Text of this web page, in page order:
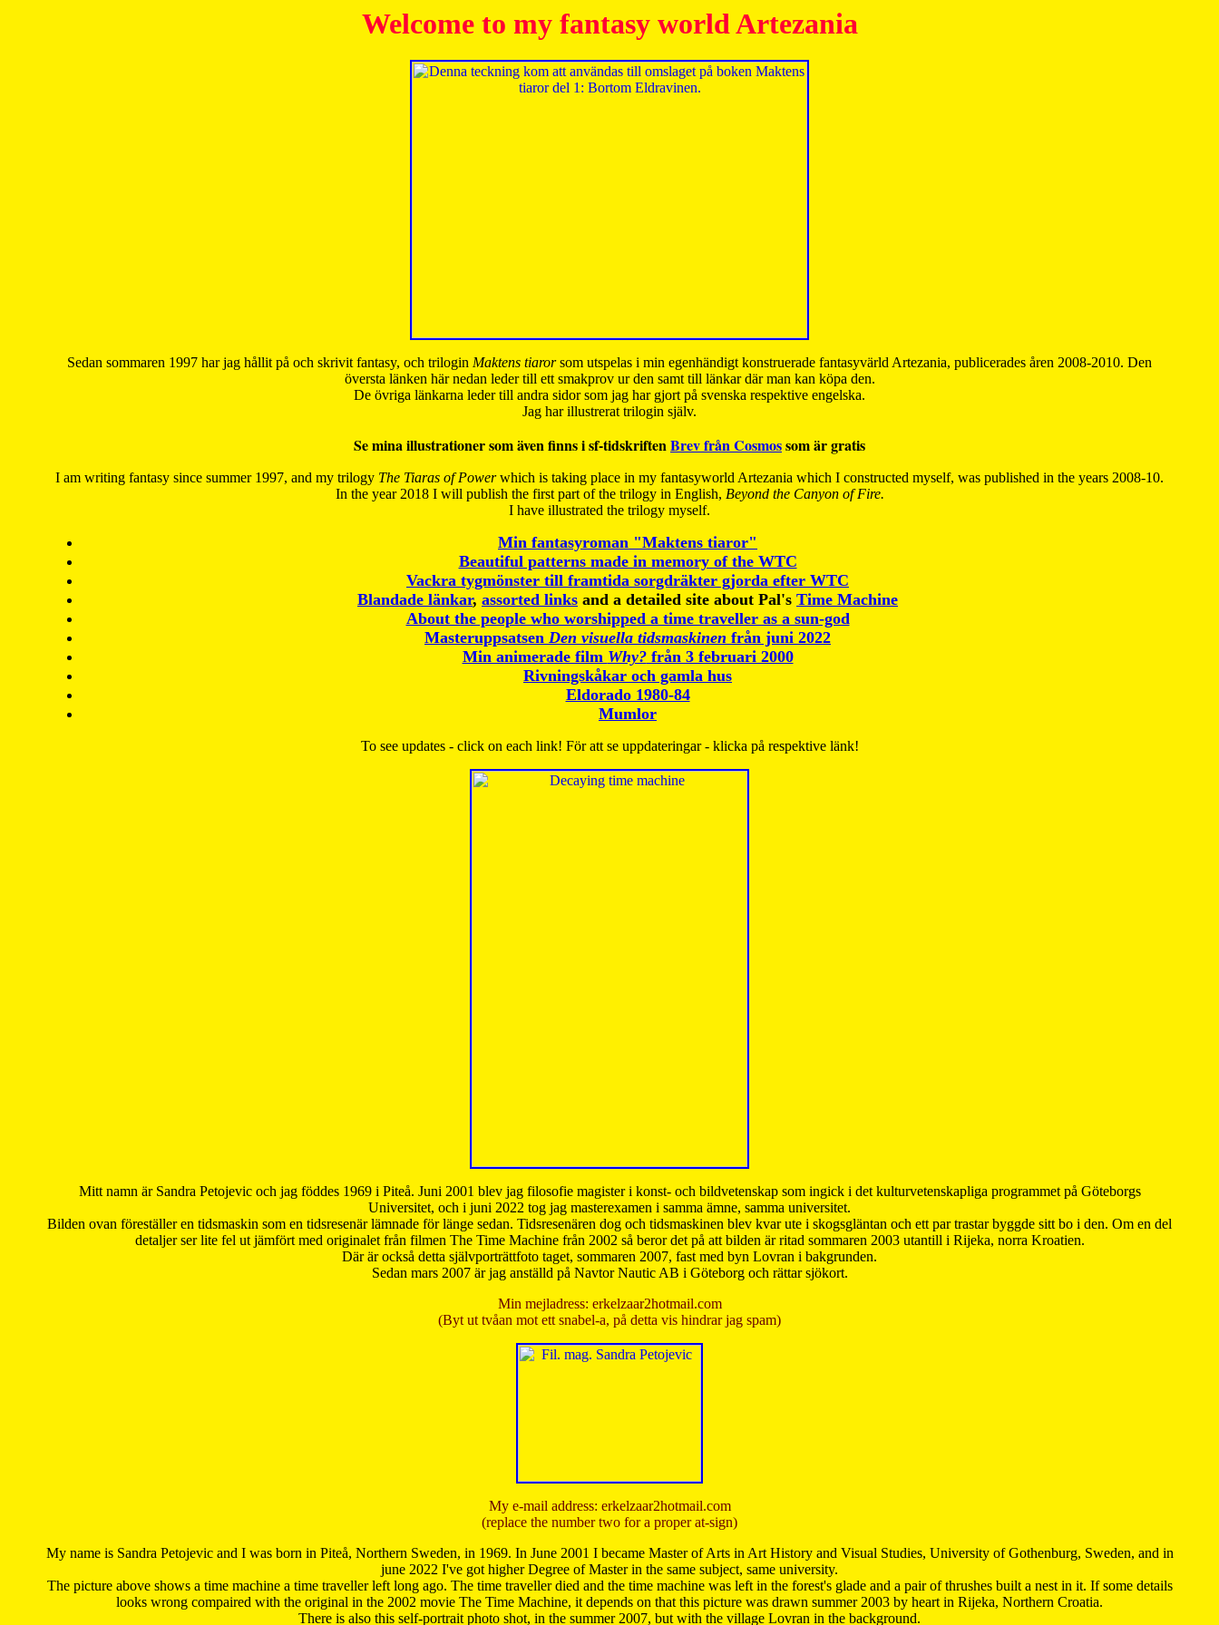
Welcome to my fantasy world Artezania
Sedan sommaren 1997 har jag hållit på och skrivit fantasy, och trilogin Maktens tiarorsom utspelas i min egenhändigt konstruerade fantasyvärld Artezania, publicerades åren 2008-2010. Den
översta länken här nedan leder till ett smakprov ur den samt till länkar där man kan köpa den.
De övriga länkarna leder till andra sidor som jag har gjort på svenska respektive engelska.
Jag har illustrerat trilogin själv.
Se mina illustrationer som även finns i sf-tidskriftenBrev från Cosmossom är gratis
I am writing fantasy since summer 1997, and my trilogy The Tiaras of Powerwhich is taking place in my fantasyworld Artezania which I constructed myself, was published in the years 2008-10.
In the year 2018 I will publish the first part of the trilogy in English, Beyond the Canyon of Fire.
I have illustrated the trilogy myself.
Min fantasyroman "Maktens tiaror"
Beautiful patterns made in memory of the WTC
Vackra tygmönster till framtida sorgdräkter gjorda efter WTC
Blandade länkar, assorted links and a detailed site about Pal's Time Machine
About the people who worshipped a time traveller as a sun-god
Masteruppsatsen Den visuella tidsmaskinen från juni 2022
Min animerade film Why?från 3 februari 2000
Rivningskåkar och gamla hus
Eldorado 1980-84
Mumlor
To see updates - click on each link! För att se uppdateringar - klicka på respektive länk!
Mitt namn är Sandra Petojevic och jag föddes 1969 i Piteå. Juni 2001 blev jag filosofie magister i konst- och bildvetenskap som ingick i det kulturvetenskapliga programmet på Göteborgs
Universitet, och i juni 2022 tog jag masterexamen i samma ämne, samma universitet.
Bilden ovan föreställer en tidsmaskin som en tidsresenär lämnade för länge sedan. Tidsresenären dog och tidsmaskinen blev kvar ute i skogsgläntan och ett par trastar byggde sitt bo i den. Om en del
detaljer ser lite fel ut jämfört med originalet från filmen The Time Machine från 2002 så beror det på att bilden är ritad sommaren 2003 utantill i Rijeka, norra Kroatien.
Där är också detta självporträttfoto taget, sommaren 2007, fast med byn Lovran i bakgrunden.
Sedan mars 2007 är jag anställd på Navtor Nautic AB i Göteborg och rättar sjökort.
Min mejladress: erkelzaar2hotmail.com
(Byt ut tvåan mot ett snabel-a, på detta vis hindrar jag spam)
My e-mail address: erkelzaar2hotmail.com
(replace the number two for a proper at-sign)
My name is Sandra Petojevic and I was born in Piteå, Northern Sweden, in 1969. In June 2001 I became Master of Arts in Art History and Visual Studies, University of Gothenburg, Sweden, and in
june 2022 I've got higher Degree of Master in the same subject, same university.
The picture above shows a time machine a time traveller left long ago. The time traveller died and the time machine was left in the forest's glade and a pair of thrushes built a nest in it. If some details
looks wrong compaired with the original in the 2002 movie The Time Machine, it depends on that this picture was drawn summer 2003 by heart in Rijeka, Northern Croatia.
There is also this self-portrait photo shot, in the summer 2007, but with the village Lovran in the background.